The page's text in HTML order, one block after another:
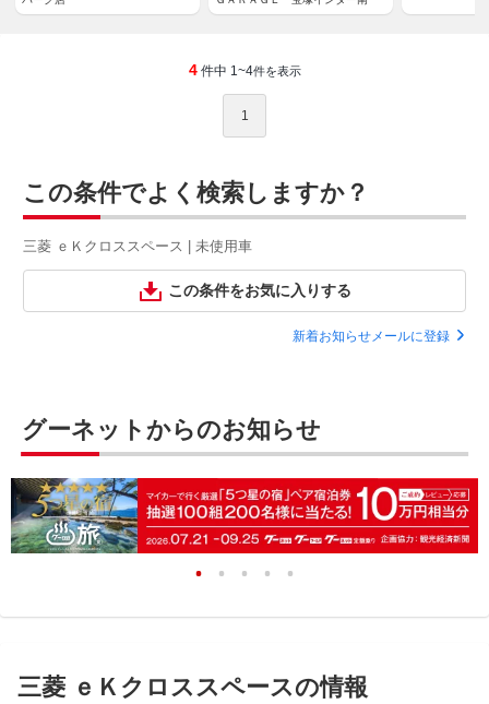
4 件中 1~4件を表示
1
この条件でよく検索しますか？
三菱 ｅＫクロススペース | 未使用車
この条件をお気に入りする
新着お知らせメールに登録
グーネットからのお知らせ
三菱 ｅＫクロススペースの情報